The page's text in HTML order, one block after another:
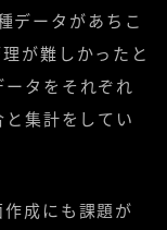
データがあちこ
が難しかったと
タをそれぞれ
集計をしてい
成にも課題が